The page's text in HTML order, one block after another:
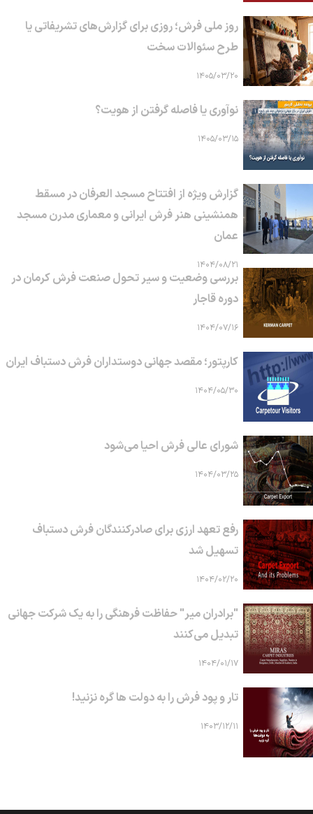
روز ملی فرش؛ روزی برای گزارش‌های تشریفاتی یا
طرح سئوالات سخت
۱۴۰۵/۰۳/۲۰
نوآوری یا فاصله گرفتن از هویت؟
۱۴۰۵/۰۳/۱۵
گزارش ویژه از افتتاح مسجد العرفان در مسقط
همنشینی هنر فرش ایرانی و معماری مدرن مسجد
عمان
۱۴۰۴/۰۸/۲۱
بررسی وضعیت و سیر تحول صنعت فرش کرمان در
دوره قاجار
۱۴۰۴/۰۷/۱۶
کارپتور؛ مقصد جهانی دوستداران فرش دستباف ایران
۱۴۰۴/۰۵/۳۰
شورای عالی فرش احیا می‌شود
۱۴۰۴/۰۳/۲۵
رفع تعهد ارزی برای صادرکنندگان فرش دستباف
تسهیل شد
۱۴۰۴/۰۲/۲۰
"برادران میر" حفاظت فرهنگی را به یک شرکت جهانی
تبدیل می‌کنند
۱۴۰۴/۰۱/۱۷
تار و پود فرش را به دولت ها گره نزنید!
۱۴۰۳/۱۲/۱۱